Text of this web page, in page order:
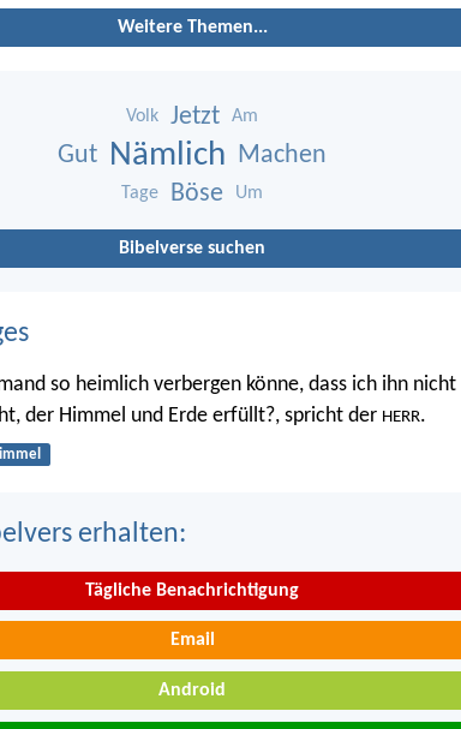
Weitere Themen...
Volk Jetzt Am
Gut Nämlich Machen
Tage Böse Um
Bibelverse suchen
so heimlich verbergen könne, dass ich ihn
der Himmel und Erde erfüllt?, spricht der HERR.
erhalten:
Tägliche Benachrichtigung
Email
Android